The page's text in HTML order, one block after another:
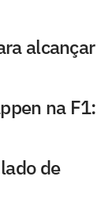
alcançar
na F1:
de